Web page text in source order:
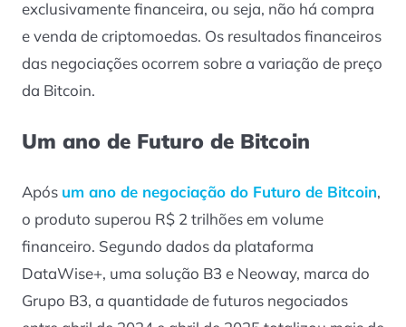
exclusivamente financeira, ou seja, não há compra
e venda de criptomoedas. Os resultados financeiros
das negociações ocorrem sobre a variação de preço
da Bitcoin.
Um ano de Futuro de Bitcoin
Após um ano de negociação do Futuro de Bitcoin,
o produto superou R$ 2 trilhões em volume
financeiro. Segundo dados da plataforma
DataWise+, uma solução B3 e Neoway, marca do
Grupo B3, a quantidade de futuros negociados